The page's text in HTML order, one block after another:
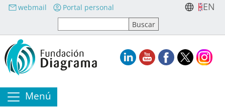
Pasar al contenido principal
webmail Portal personal EN
Menú